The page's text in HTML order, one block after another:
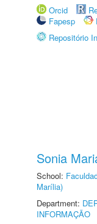
Orcid
Fapesp
Repositório
Sonia
School:
Marília)
Department:
INFORMAÇÃO